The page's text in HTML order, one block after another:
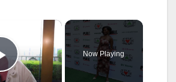
×
Play Video
Now Playing